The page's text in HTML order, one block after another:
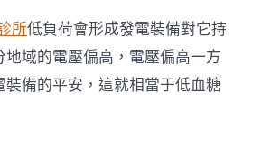
所低負荷會形成發電裝備對它持
域的電壓偏高，電壓偏高一方
備的平安，這就相當于低血糖